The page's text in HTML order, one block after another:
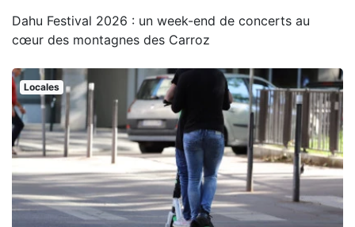
Dahu Festival 2026 : un week-end de concerts au
cœur des montagnes des Carroz
Locales